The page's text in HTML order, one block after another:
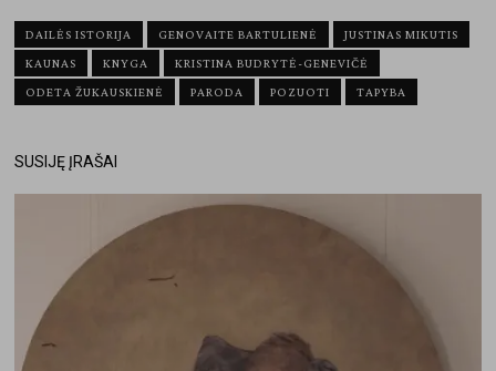
DAILĖS ISTORIJA GENOVAITE BARTULIENĖ
JUSTINAS MIKUTIS
KAUNAS
KNYGA
KRISTINA BUDRYTĖ-GENEVIČĖ
ODETA ŽUKAUSKIENĖ
PARODA POZUOTI TAPYBA
SUSIJĘ ĮRAŠAI